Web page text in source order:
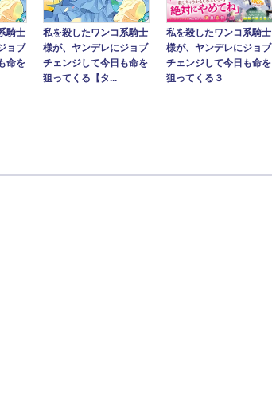
騎士
ョブ
命を
私を殺したワンコ系騎士
様が、ヤンデレにジョブ
チェンジして今日も命を
狙ってくる【タ...
私を殺したワンコ系騎士
様が、ヤンデレにジョブ
チェンジして今日も命を
狙ってくる３